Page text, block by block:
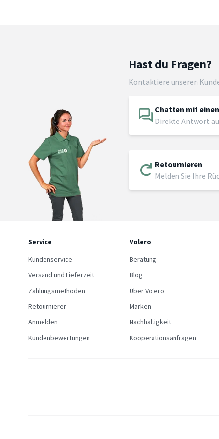
Hast du Fragen?
Kontaktiere unseren
Chatten mit
Direkte Antwort
Retournieren
Melden Sie Ihre
Service
Kundenservice
Versand und Lieferzeit
Zahlungsmethoden
Retournieren
Anmelden
Kundenbewertungen
Volero
Beratung
Blog
Über Volero
Marken
Nachhaltigkeit
Kooperationsanfragen